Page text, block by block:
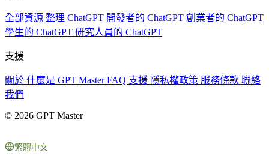
全部資源 整理 ChatGPT 開發者的 ChatGPT 創業者的 ChatGPT
學生的 ChatGPT 研究人員的 ChatGPT
支援
關於 什麼是 GPT MasterFAQ 支援 隱私權政策 服務條款 聯絡
我們
© 2026 GPT Master
繁體中文